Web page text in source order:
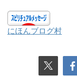
にほんブログ村